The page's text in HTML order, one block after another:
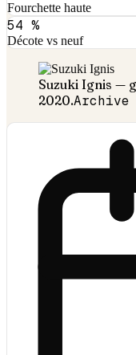
Fourchette haute
54 %
Décote vs neuf
Suzuki Ignis —
2020.Archive